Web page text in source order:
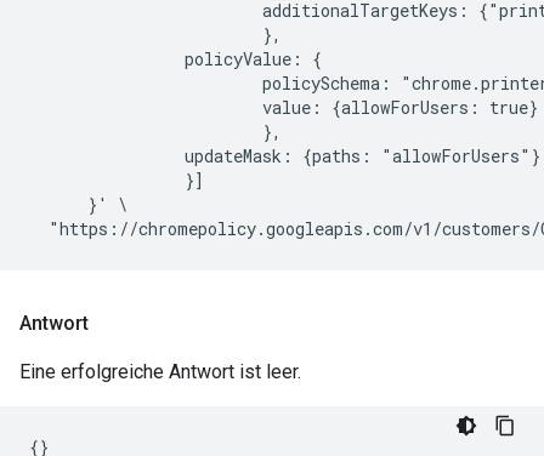
additionalTargetKeys:
                        },
                policyValue: {
policySchema:
                        value: {allowForUsers: true}
                        },
                updateMask: {paths: "allowForUsers"}
                }]
      }' \
Antwort
Eine erfolgreiche Antwort ist leer.